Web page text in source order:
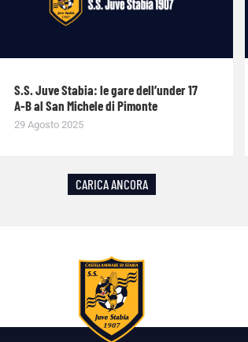
S.S. Juve Stabia: le gare dell’under 17
A-B al San Michele di Pimonte
29 Agosto 2025
CARICA ANCORA